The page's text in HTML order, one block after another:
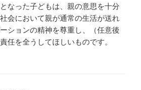
なった子どもは、親の意思を十分
会において親が通常の生活が送れ
ションの精神を尊重し、（任意後
任を全うしてほしいものです。